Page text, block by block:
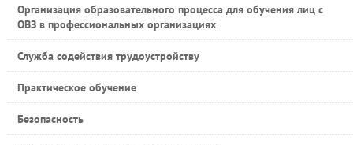
Организация образовательного процесса для обучения лиц с
ОВЗ в профессиональных организациях
Служба содействия трудоустройству
Практическое обучение
Безопасность